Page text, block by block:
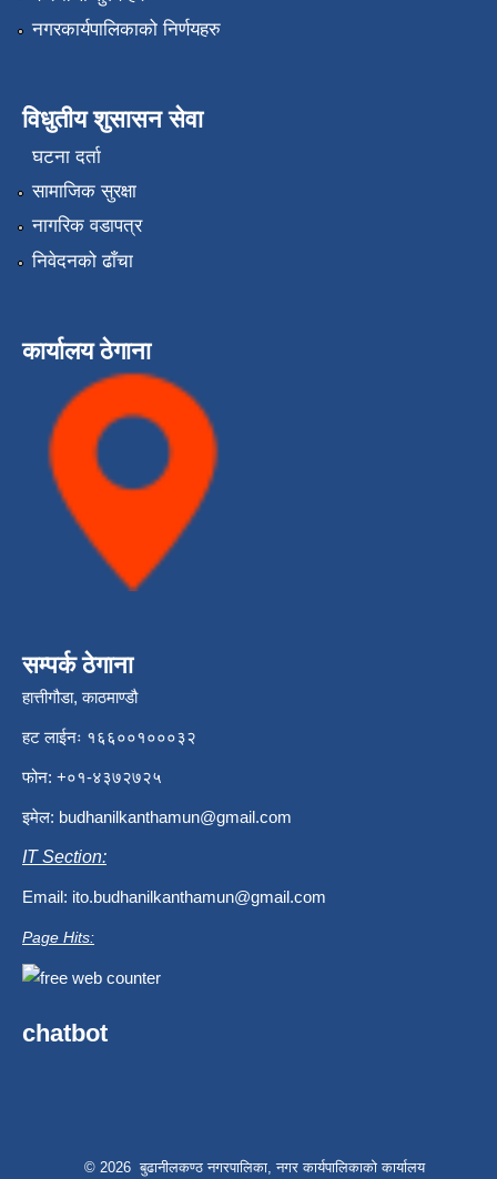
नगरकार्यपालिकाको निर्णयहरु
विधुतीय शुसासन सेवा
घटना दर्ता
सामाजिक सुरक्षा
नागरिक वडापत्र
निवेदनको ढाँचा
कार्यालय ठेगाना
सम्पर्क ठेगाना
हात्तीगौडा, काठमाण्डौ
हट लाईनः १६६००१०००३२
फोन: +०१-४३७२७२५
इमेल: budhanilkanthamun@gmail.com
IT Section:
Email: ito.budhanilkanthamun@gmail.com
Page Hits:
chatbot
© 2026 बुढानीलकण्ठ नगरपालिका, नगर कार्यपालिकाको कार्यालय